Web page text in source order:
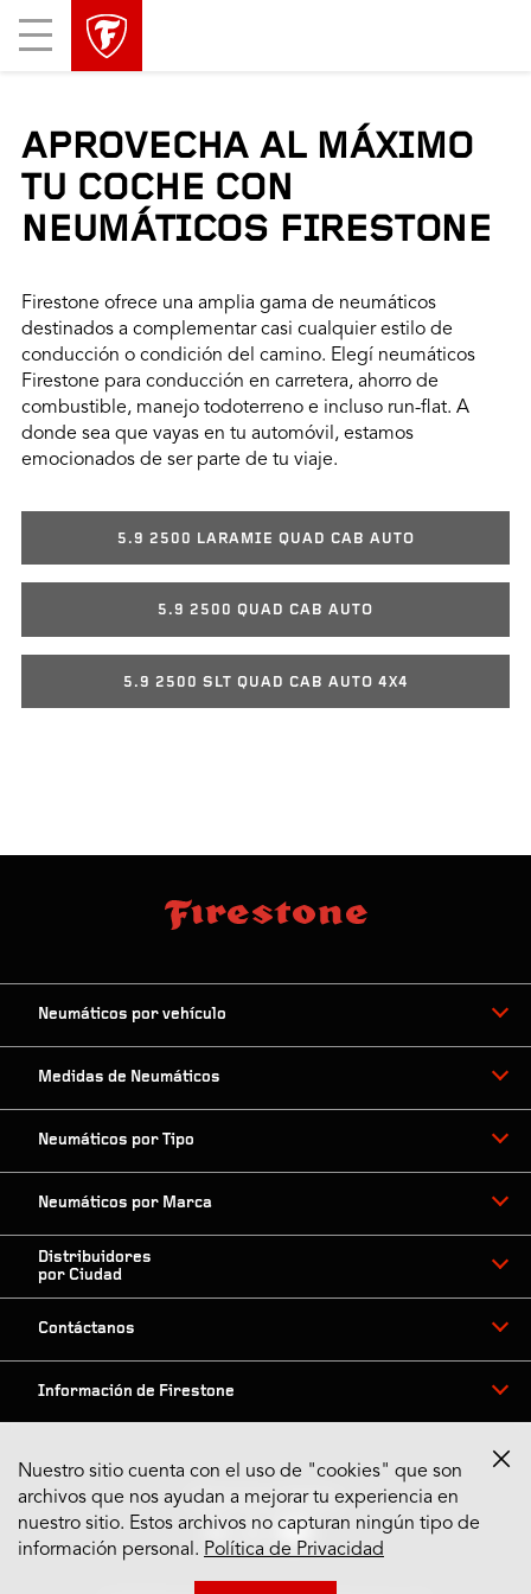
Mobile
Menu
APROVECHA AL MÁXIMO
TU COCHE CON
NEUMÁTICOS FIRESTONE
Firestone ofrece una amplia gama de neumáticos
destinados a complementar casi cualquier estilo de
conducción o condición del camino. Elegí neumáticos
Firestone para conducción en carretera, ahorro de
combustible, manejo todoterreno e incluso run-flat. A
donde sea que vayas en tu automóvil, estamos
emocionados de ser parte de tu viaje.
5.9 2500 LARAMIE QUAD CAB AUTO
5.9 2500 QUAD CAB AUTO
5.9 2500 SLT QUAD CAB AUTO 4X4
Neumáticos por vehículo
Medidas de Neumáticos
Neumáticos por Tipo
Neumáticos por Marca
Distribuidores
por Ciudad
Contáctanos
Información de Firestone
Síguenos en Redes
Nuestro sitio cuenta con el uso de "cookies" que son
archivos que nos ayudan a mejorar tu experiencia en
nuestro sitio. Estos archivos no capturan ningún tipo de
información personal. Política de Privacidad